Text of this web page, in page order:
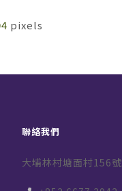
pixels
聯絡我們
大埔林村塘面村156號